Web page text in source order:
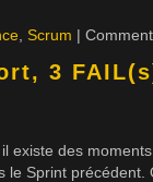
Scrum |
3
existe des
le Sprint précédent.